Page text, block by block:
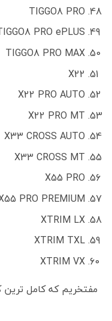
TIGGO8 PRO
PRO ePLUS
TIGGO8 PRO MAX
X22
X22 PRO AUTO
X22 PRO MT
X33 CROSS AUTO
X33 CROSS MT
X55 PRO
PRO PREMIUM
XTRIM LX
XTRIM TXL
XTRIM VX
مفتخریم که کامل